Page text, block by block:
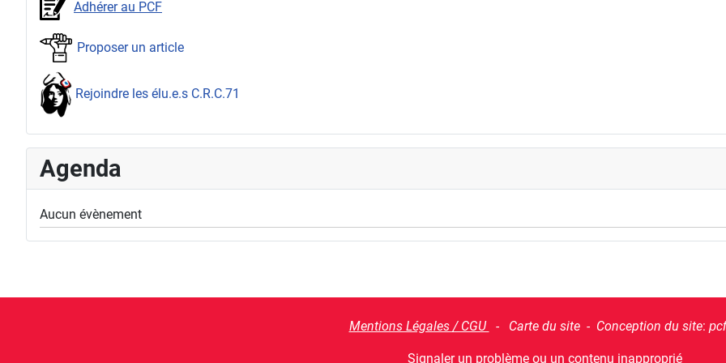
Adhérer au PCF
Proposer un article
Rejoindre les élu.e.s C.R.C.71
Agenda
Aucun évènement
Mentions Légales / CGU - Carte du site - Conception du site:
Signaler un problème ou un contenu inapproprié